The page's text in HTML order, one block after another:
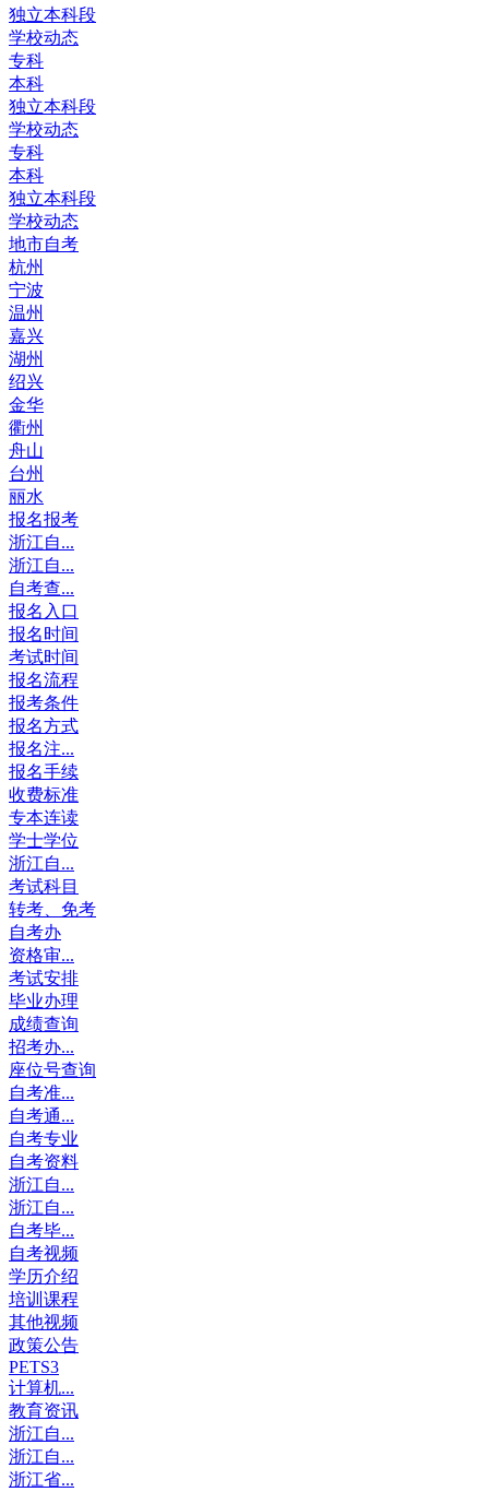
独立本科段
学校动态
专科
本科
独立本科段
学校动态
专科
本科
独立本科段
学校动态
地市自考
杭州
宁波
温州
嘉兴
湖州
绍兴
金华
衢州
舟山
台州
丽水
报名报考
浙江自...
浙江自...
自考查...
报名入口
报名时间
考试时间
报名流程
报考条件
报名方式
报名注...
报名手续
收费标准
专本连读
学士学位
浙江自...
考试科目
转考、免考
自考办
资格审...
考试安排
毕业办理
成绩查询
招考办...
座位号查询
自考准...
自考通...
自考专业
自考资料
浙江自...
浙江自...
自考毕...
自考视频
学历介绍
培训课程
其他视频
政策公告
PETS3
计算机...
教育资讯
浙江自...
浙江自...
浙江省...